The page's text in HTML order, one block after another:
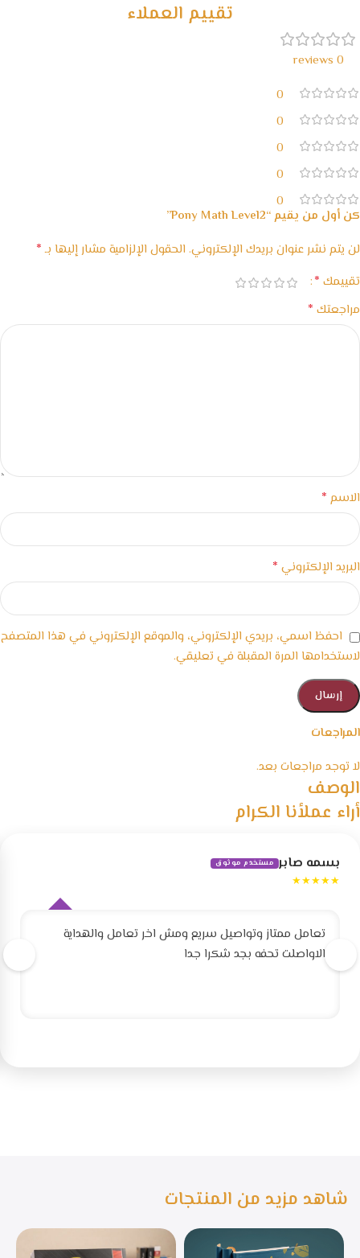
تقييم العملاء
0 reviews
0
0
0
0
0
المراجعات
لا توجد مراجعات بعد.
كن أول من يقيم “Pony Math Level2”
لن يتم نشر عنوان بريدك الإلكتروني. الحقول الإلزامية مشار إليها بـ*
تقييمك *
مراجعتك *
الاسم *
البريد الإلكتروني *
احفظ اسمي، بريدي الإلكتروني، والموقع الإلكتروني في هذا المتصفح
لاستخدامها المرة المقبلة في تعليقي.
الوصف
أراء عملأنا الكرام
بسمه صابر مستخدم موثوق
★★★★★
تعامل ممتاز وتواصيل سريع ومش اخر تعامل والهداية
الاواصلت تحفه بجد شكرا جدا
شاهد مزيد من المنتجات